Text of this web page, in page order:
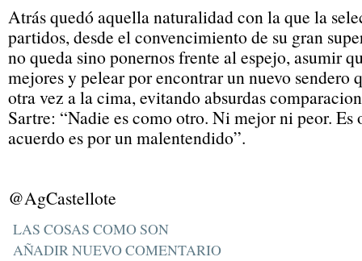
Atrás quedó aquella naturalidad con la que la
partidos, desde el convencimiento de su gran
no queda sino ponernos frente al espejo, asumir
mejores y pelear por encontrar un nuevo sendero
otra vez a la cima, evitando absurdas
Sartre: “Nadie es como otro. Ni mejor ni peor. Es
acuerdo es por un malentendido”.
@AgCastellote
LAS COSAS COMO SON
AÑADIR NUEVO COMENTARIO